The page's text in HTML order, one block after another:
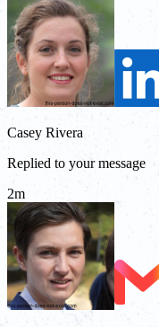
Casey Rivera
Replied to your message
2m